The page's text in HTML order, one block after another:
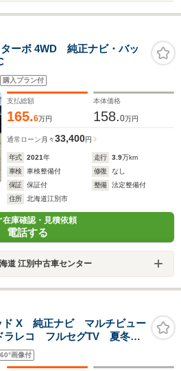
ーボ 4WD 純正ナビ・バッ
購入プラン付
支払総額
165.6万円
本体価格
158.0万円
通常ローン 月々33,400円
年式 2021年 走行 3.9万km
車検
車検整備付 修復
なし
保証
保証付 整備
法定整備付
住所
北海道江別市
在庫確認・見積依頼
電話する
道 江別中古車センター
ド X 純正ナビ マルチビュー
レコ フルセグTV 夏冬タ
画像付